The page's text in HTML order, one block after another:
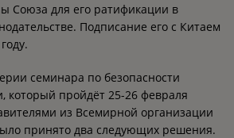
Союза для его ратификации в
Подписание его с Китаем
семинара по безопасности
который пройдёт 25-26 февраля
из Всемирной организации
принято два следующих решения.